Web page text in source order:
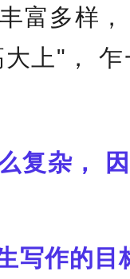
富多样
上"，
复杂，
写作的